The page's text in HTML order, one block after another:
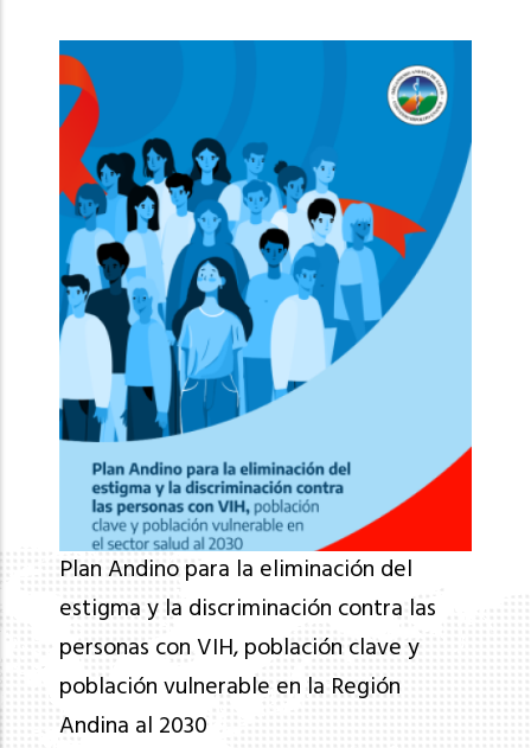
Plan Andino para la eliminación del
estigma y la discriminación contra las
personas con VIH, población clave y
población vulnerable en la Región
Andina al 2030